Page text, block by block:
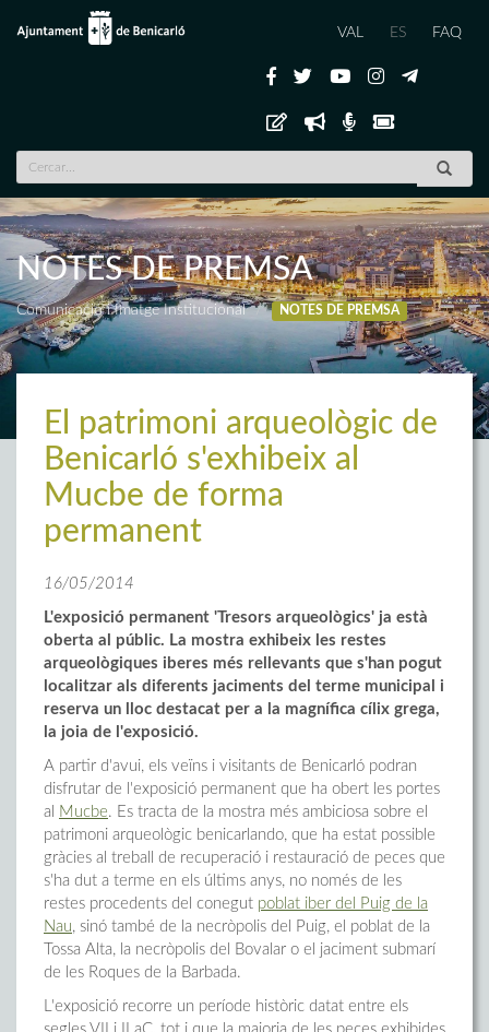
VAL ES FAQ
NOTES DE PREMSA
Comunicació i Imatge Institucional NOTES DE PREMSA
El patrimoni arqueològic de
Benicarló s'exhibeix al
Mucbe de forma
permanent
16/05/2014
L'exposició permanent 'Tresors arqueològics' ja està
oberta al públic. La mostra exhibeix les restes
arqueològiques iberes més rellevants que s'han pogut
localitzar als diferents jaciments del terme municipal i
reserva un lloc destacat per a la magnífica cílix grega,
la joia de l'exposició.
A partir d'avui, els veïns i visitants de Benicarló podran
disfrutar de l'exposició permanent que ha obert les portes
al
Mucbe. Es tracta de la mostra més ambiciosa sobre el
patrimoni arqueològic benicarlando, que ha estat possible
gràcies al treball de recuperació i restauració de peces que
s'ha dut a terme en els últims anys, no només de les
restes procedents del conegut poblat iber del Puig de la
Nau, sinó també de la necròpolis del Puig, el poblat de la
Tossa Alta, la necròpolis del Bovalar o el jaciment submarí
de les Roques de la Barbada.
L'exposició recorre un període històric datat entre els